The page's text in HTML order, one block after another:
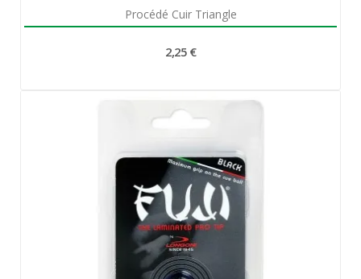
Procédé Cuir Triangle
2,25 €